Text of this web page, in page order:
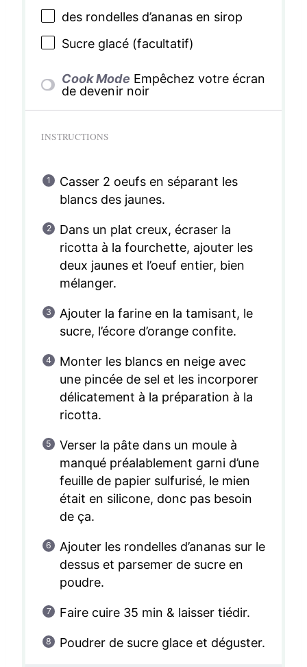
des rondelles d’ananas en sirop
Sucre glacé (facultatif)
Cook Mode Empêchez votre écran
de devenir noir
INSTRUCTIONS
Casser 2 oeufs en séparant les
blancs des jaunes.
Dans un plat creux, écraser la
ricotta à la fourchette, ajouter les
deux jaunes et l’oeuf entier, bien
mélanger.
Ajouter la farine en la tamisant, le
sucre, l’écore d’orange confite.
Monter les blancs en neige avec
une pincée de sel et les incorporer
délicatement à la préparation à la
ricotta.
Verser la pâte dans un moule à
manqué préalablement garni d’une
feuille de papier sulfurisé, le mien
était en silicone, donc pas besoin
de ça.
Ajouter les rondelles d’ananas sur le
dessus et parsemer de sucre en
poudre.
Faire cuire 35 min & laisser tiédir.
Poudrer de sucre glace et déguster.